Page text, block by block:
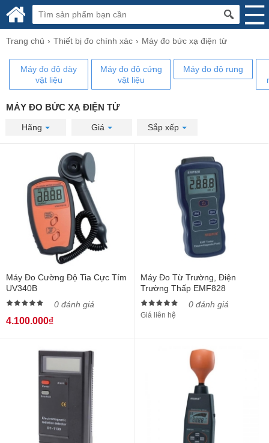
Trang chủ Thiết bị đo chính xác Máy đo bức xạ điện từ
Máy đo độ dày
vật liệu
Máy đo độ cứng
vật liệu
Máy đo độ rung
MÁY ĐO BỨC XẠ ĐIỆN TỪ
Hãng Giá Sắp xếp
Máy Đo Cường Độ Tia Cực Tím
UV340B
0 đánh giá
4.100.000₫
Máy Đo Từ Trường, Điện
Trường Thấp EMF828
0 đánh giá
Giá liên hệ